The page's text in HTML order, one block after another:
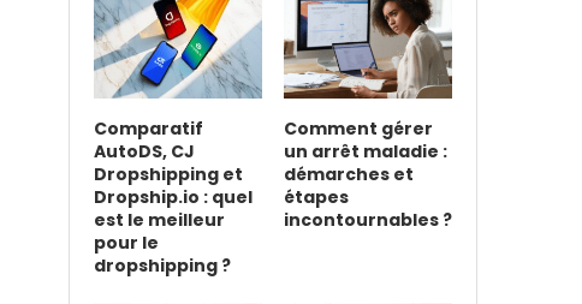
Comparatif
AutoDS, CJ
Dropshipping et
Dropship.io : quel
est le meilleur
pour le
dropshipping ?
Comment gérer
un arrêt maladie :
démarches et
étapes
incontournables ?